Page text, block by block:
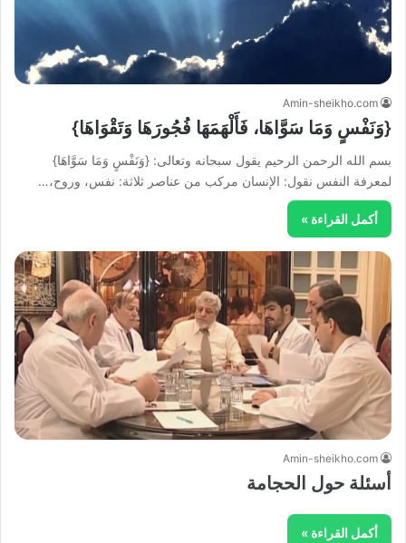
Amin-sheikho.com
{وَنَفْسٍ وَمَا سَوَّاهَا، فَأَلْهَمَهَا فُجُورَهَا وَتَقْوَاهَا}
بسم الله الرحمن الرحيم يقول سبحانه وتعالى: {وَنَفْسٍ وَمَا سَوَّاهَا}
لمعرفة النفس نقول: الإنسان مركب من عناصر ثلاثة: نفس، وروح،…
أكمل القراءة »
Amin-sheikho.com
أسئلة حول الحجامة
أكمل القراءة »